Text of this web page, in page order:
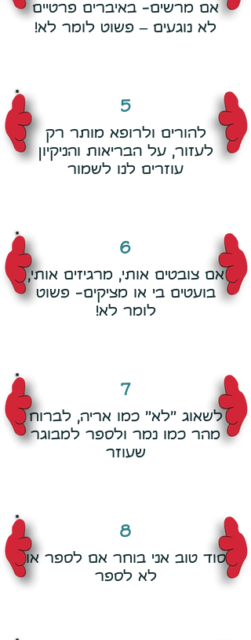
אם מרשים- באיברים פרטיים
לא נוגעים – פשוט לומר לא!
5
להורים ולרופא מותר רק
לעזור, על הבריאות והניקיון
עוזרים לנו לשמור
6
אם צובטים אותי, מרגיזים אותי,
בועטים בי או מציקים- פשוט
לומר לא!
7
לשאוג ״לא״ כמו אריה, לברוח
מהר כמו נמר ולספר למבוגר
שעוזר
8
סוד טוב אני בוחר אם לספר או
לא לספר